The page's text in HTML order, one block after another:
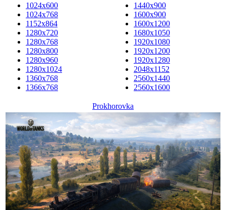
1024x600
1024x768
1152x864
1280x720
1280x768
1280x800
1280x960
1280x1024
1360x768
1366x768
1440x900
1600x900
1600x1200
1680x1050
1920x1080
1920x1200
1920x1280
2048x1152
2560x1440
2560x1600
Prokhorovka